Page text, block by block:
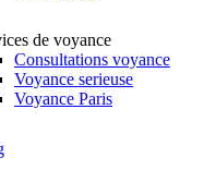
de voyance
Consultations voyance
Voyance serieuse
Voyance Paris